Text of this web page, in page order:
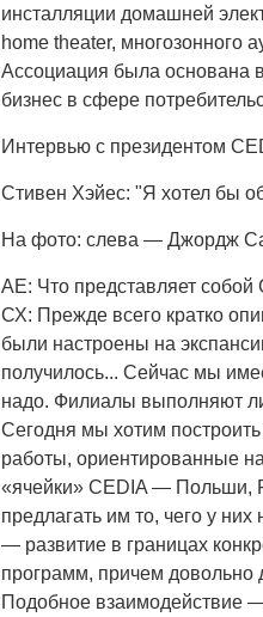
инсталляции домашней
home theater, многозонного
Ассоциация была основана
бизнес в сфере
Интервью с президентом
Стивен Хэйес: "Я хотел бы
На фото: слева — Джордж
АЕ: Что представляет собой
СХ: Прежде всего кратко
были настроены на
получилось... Сейчас мы
надо. Филиалы выполняют
Сегодня мы хотим
работы, ориентированные
«ячейки» CEDIA — Польши,
предлагать им то, чего у
— развитие в границах
программ, причем довольно
Подобное взаимодействие